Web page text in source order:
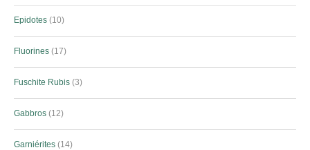
Epidotes 10
Fluorines 17
Fuschite Rubis 3
Gabbros 12
Garniérites 14